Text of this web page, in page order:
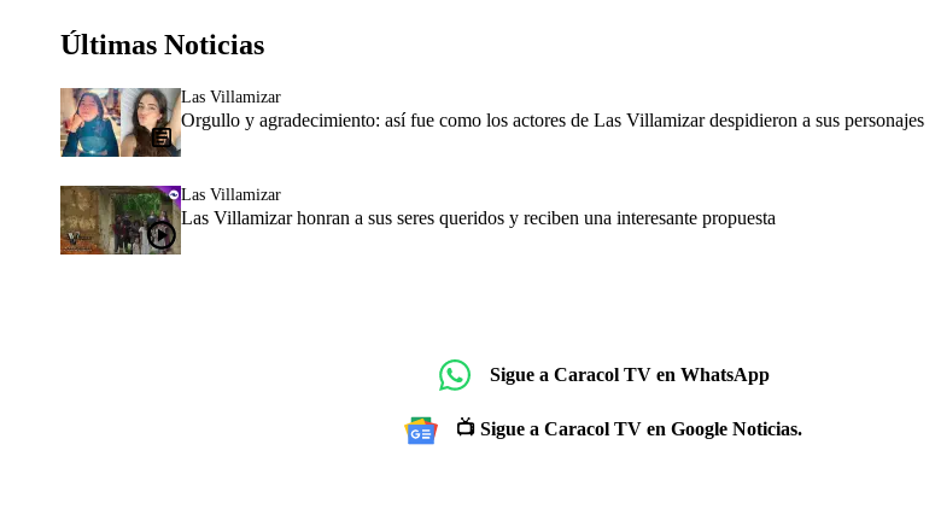
Últimas Noticias
Las Villamizar
Orgullo y agradecimiento: así fue como los actores de Las Villamizar despidieron a sus personajes
Las Villamizar
Las Villamizar honran a sus seres queridos y reciben una interesante propuesta
Sigue a Caracol TV en WhatsApp
📺 Sigue a Caracol TV en Google Noticias.